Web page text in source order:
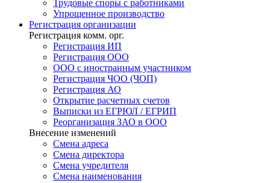
Трудовые споры с работниками
Упрощенное производство
Регистрация организации
Регистрация комм. орг.
Регистрация ИП
Регистрация ООО
ООО с иностранным участником
Регистрация ЧОО (ЧОП)
Регистрация АО
Открытие расчетных счетов
Выписки из ЕГРЮЛ / ЕГРИП
Реорганизация ЗАО в ООО
Внесение изменений
Смена адреса
Смена директора
Cмена учредителя
Смена наименования